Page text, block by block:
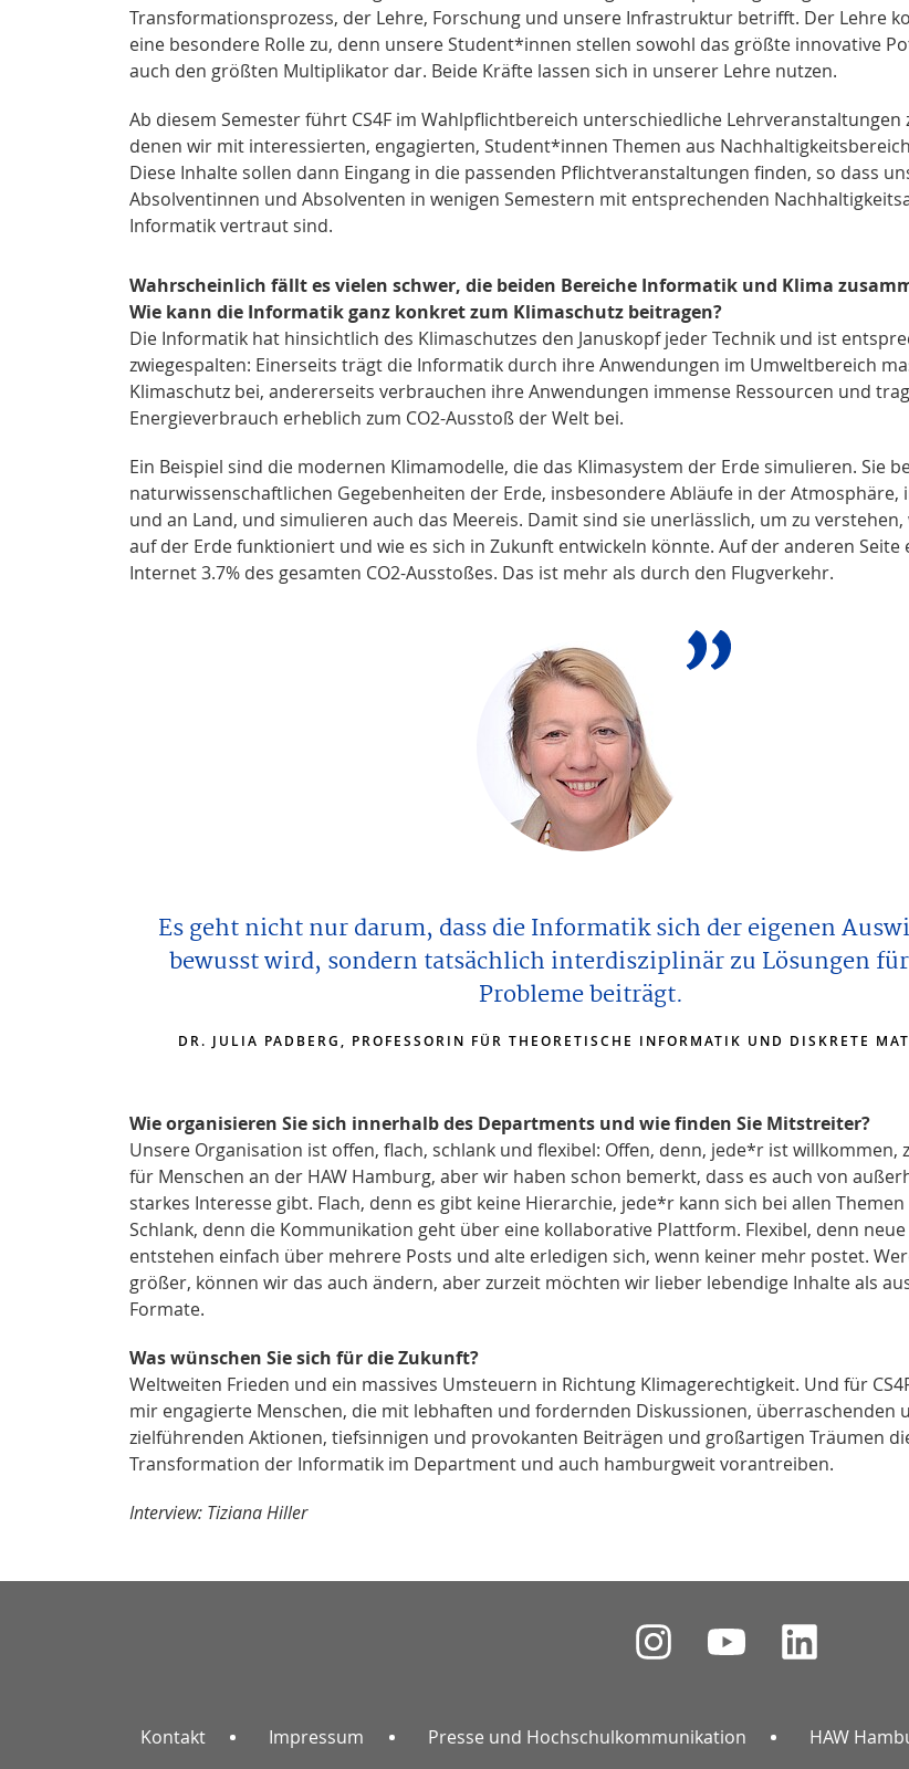
Transformationsprozess, der Lehre, Forschung und unsere Infrastruktur betrifft. Der Lehre
eine besondere Rolle zu, denn unsere Student*innen stellen sowohl das größte innovative
auch den größten Multiplikator dar. Beide Kräfte lassen sich in unserer Lehre nutzen.
Ab diesem Semester führt CS4F im Wahlpflichtbereich unterschiedliche Lehrveranstaltungen
denen wir mit interessierten, engagierten, Student*innen Themen aus
Diese Inhalte sollen dann Eingang in die passenden Pflichtveranstaltungen finden, so dass
Absolventinnen und Absolventen in wenigen Semestern mit entsprechenden
Informatik vertraut sind.
Wahrscheinlich fällt es vielen schwer, die beiden Bereiche Informatik und Klima
Wie kann die Informatik ganz konkret zum Klimaschutz beitragen?
Die Informatik hat hinsichtlich des Klimaschutzes den Januskopf jeder Technik und ist
zwiegespalten: Einerseits trägt die Informatik durch ihre Anwendungen im Umweltbereich
Klimaschutz bei, andererseits verbrauchen ihre Anwendungen immense Ressourcen und
Energieverbrauch erheblich zum CO2-Ausstoß der Welt bei.
Ein Beispiel sind die modernen Klimamodelle, die das Klimasystem der Erde simulieren. Sie
naturwissenschaftlichen Gegebenheiten der Erde, insbesondere Abläufe in der Atmosphäre,
und an Land, und simulieren auch das Meereis. Damit sind sie unerlässlich, um zu verstehen,
auf der Erde funktioniert und wie es sich in Zukunft entwickeln könnte. Auf der anderen Seite
Internet 3.7% des gesamten CO2-Ausstoßes. Das ist mehr als durch den Flugverkehr.
Es geht nicht nur darum, dass die Informatik sich der eigenen
bewusst wird, sondern tatsächlich interdisziplinär zu Lösungen
Probleme beiträgt.
DR. JULIA PADBERG, PROFESSORIN FÜR THEORETISCHE INFORMATIK UND DISKRETE
Wie organisieren Sie sich innerhalb des Departments und wie finden Sie Mitstreiter?
Unsere Organisation ist offen, flach, schlank und flexibel: Offen, denn, jede*r ist willkommen,
für Menschen an der HAW Hamburg, aber wir haben schon bemerkt, dass es auch von
starkes Interesse gibt. Flach, denn es gibt keine Hierarchie, jede*r kann sich bei allen
Schlank, denn die Kommunikation geht über eine kollaborative Plattform. Flexibel, denn
entstehen einfach über mehrere Posts und alte erledigen sich, wenn keiner mehr postet.
größer, können wir das auch ändern, aber zurzeit möchten wir lieber lebendige Inhalte als
Formate.
Was wünschen Sie sich für die Zukunft?
Weltweiten Frieden und ein massives Umsteuern in Richtung Klimagerechtigkeit. Und für
mir engagierte Menschen, die mit lebhaften und fordernden Diskussionen, überraschenden
zielführenden Aktionen, tiefsinnigen und provokanten Beiträgen und großartigen Träumen
Transformation der Informatik im Department und auch hamburgweit vorantreiben.
Interview: Tiziana Hiller
Kontakt Impressum Presse und Hochschulkommunikation HAW